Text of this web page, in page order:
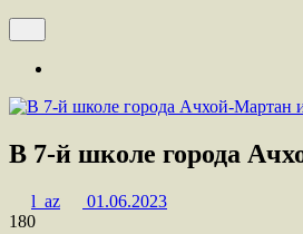
В 7-й школе города
l_az
01.06.2023
180